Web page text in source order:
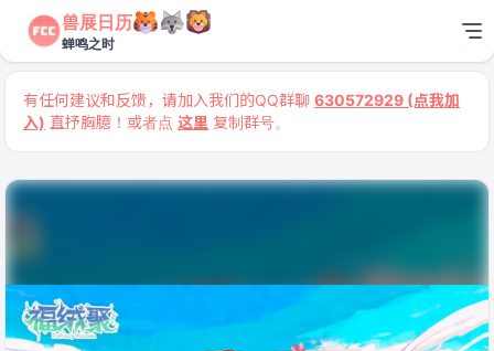
兽展日历
蝉鸣之时
有任何建议和反馈，请加入我们的QQ群聊 630572929 (点我加
入) 直抒胸臆！或者点 这里 复制群号。